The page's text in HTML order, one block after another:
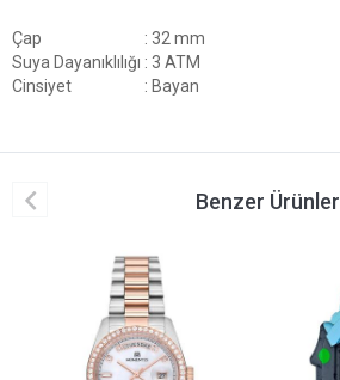
Çap
: 32 mm
Suya Dayanıklılığı : 3 ATM
Cinsiyet
: Bayan
Benzer Ürünler